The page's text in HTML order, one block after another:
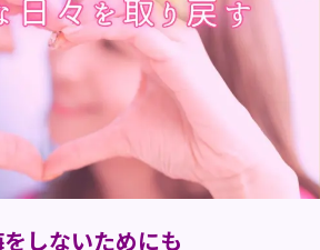
しないためにも